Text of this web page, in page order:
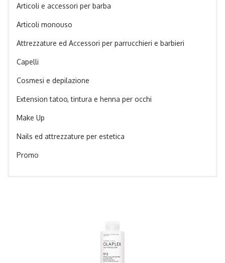
Articoli e accessori per barba
Articoli monouso
Attrezzature ed Accessori per parrucchieri e barbieri
Capelli
Cosmesi e depilazione
Extension tatoo, tintura e henna per occhi
Make Up
Nails ed attrezzature per estetica
Promo
DETTAGLI